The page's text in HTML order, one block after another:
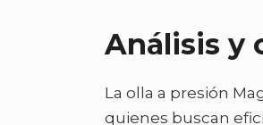
Análisis y
La olla a presión
quienes buscan